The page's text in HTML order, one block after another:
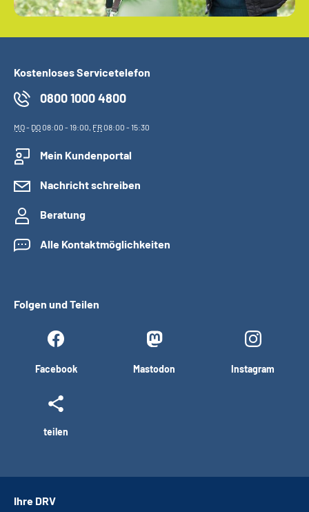
Kostenloses Servicetelefon
0800 1000 4800
MO- DO08:00 - 19:00, FR08:00 - 15:30
Mein Kundenportal
Nachricht schreiben
Beratung
Alle Kontaktmöglichkeiten
Folgen und Teilen
Facebook Mastodon Instagram
teilen
Ihre DRV